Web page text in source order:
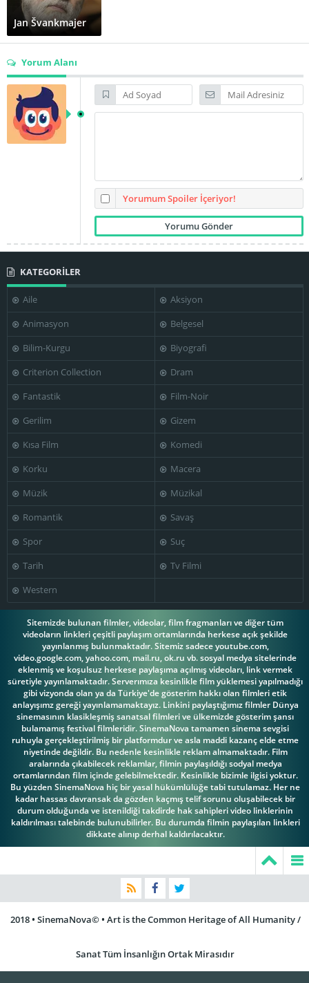
duyduğu bir isim.
Jan Švankmajer
Yorum Alanı
Yorumum Spoiler İçeriyor!
KATEGORİLER
Aile
Aksiyon
Animasyon
Belgesel
Bilim-Kurgu
Biyografi
Criterion Collection
Dram
Fantastik
Film-Noir
Gerilim
Gizem
Kısa Film
Komedi
Korku
Macera
Müzik
Müzikal
Romantik
Savaş
Spor
Suç
Tarih
Tv Filmi
Western
Sitemizde bulunan filmler, videolar, film fragmanları ve diğer tüm
videoların linkleri çeşitli paylaşım ortamlarında herkese açık şekilde
yayınlanmış bulunmaktadır. Sitemiz sadece youtube.com,
video.google.com, yahoo.com, mail.ru, ok.ru vb. sosyal medya sitelerinde
eklenmiş ve koşulsuz herkese paylaşıma açılmış videoları, link vermek
süretiyle yayınlamaktadır. Serverımıza kesinlikle film yüklemesi yapılmadığı
gibi vizyonda olan ya da Türkiye'de gösterim hakkı olan filmleri etik
anlayışımz gereği yayınlamamaktayız. Linkini paylaştığımız filmler Dünya
sinemasının klasikleşmiş sanatsal filmleri ve ülkemizde gösterim şansı
bulamamış festival filmleridir. SinemaNova tamamen sinema sevgisi
ruhuyla gerçekleştirilmiş bir platformdur ve asla maddi kazanç elde etme
niyetinde değildir. Bu nedenle kesinlikle reklam almamaktadır. Film
aralarında çıkabilecek reklamlar, filmin paylaşıldığı sodyal medya
ortamlarından film içinde gelebilmektedir. Kesinlikle bizimle ilgisi yoktur.
Bu yüzden SinemaNova hiç bir yasal hükümlülüğe tabi tutulamaz. Her ne
kadar hassas davransak da gözden kaçmış telif sorunu oluşabilecek bir
durum olduğunda ve istenildiği takdirde hak sahipleri video linklerinin
kaldırılması talebinde bulunubilirler. Bu durumda filmin paylaşılan linkleri
dikkate alınıp derhal kaldırılacaktır.
2018 • SinemaNova© • Art is the Common Heritage of All Humanity /
Sanat Tüm İnsanlığın Ortak Mirasıdır